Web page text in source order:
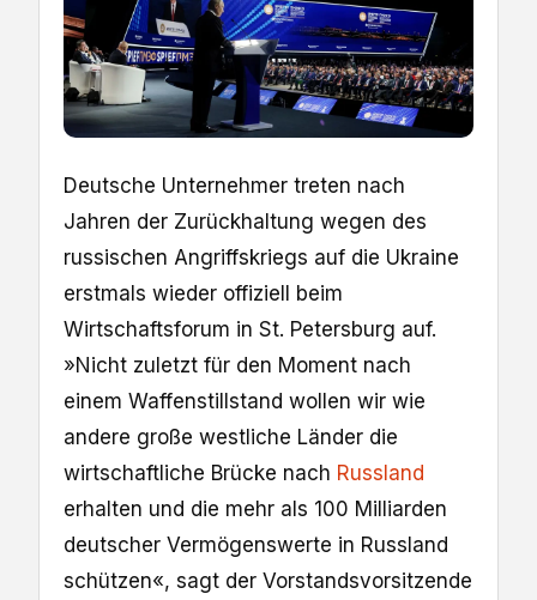
Deutsche Unternehmer treten nach
Jahren der Zurückhaltung wegen des
russischen Angriffskriegs auf die Ukraine
erstmals wieder offiziell beim
Wirtschaftsforum in St. Petersburg auf.
»Nicht zuletzt für den Moment nach
einem Waffenstillstand wollen wir wie
andere große westliche Länder die
wirtschaftliche Brücke nach Russland
erhalten und die mehr als 100 Milliarden
deutscher Vermögenswerte in Russland
schützen«, sagt der Vorstandsvorsitzende